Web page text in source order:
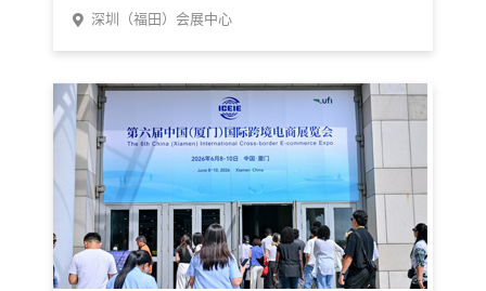
深圳（福田）会展中心